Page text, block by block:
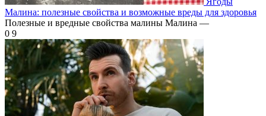
Малина: полезные свойства и возможные вреды для здоровья
Полезные и вредные свойства малины Малина —
0 9